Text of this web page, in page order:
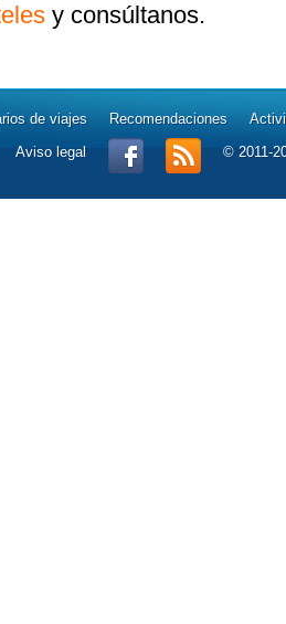
y consúltanos.
de viajes Recomendaciones
Aviso legal © 2011-